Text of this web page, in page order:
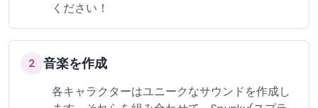
ください！
2 音楽を作成
各キャラクターはユニークなサウンドを作成し